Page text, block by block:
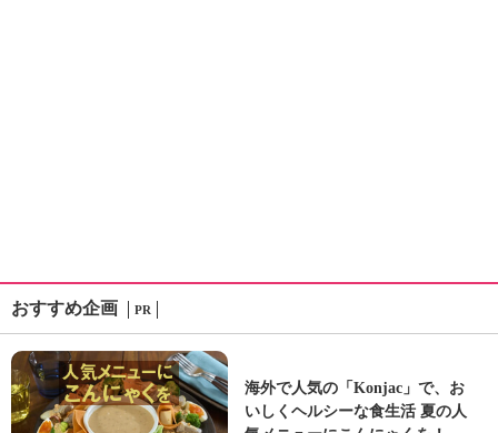
おすすめ企画 PR
海外で人気の「Konjac」で、お
いしくヘルシーな食生活 夏の人